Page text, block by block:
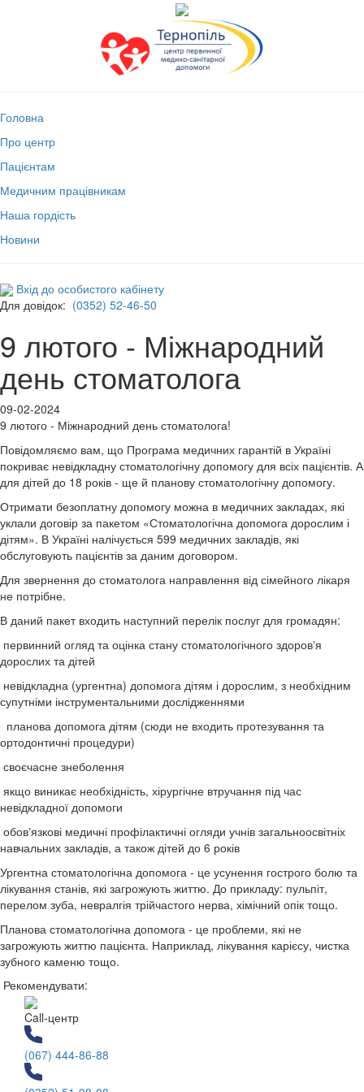
Головна
Про центр
Пацієнтам
Медичним працівникам
Наша гордість
Новини
Вхід до особистого кабінету
Для довідок: (0352) 52-46-50
9 лютого - Міжнародний
день стоматолога
09-02-2024
9 лютого - Міжнародний день стоматолога!
Повідомляємо вам, що Програма медичних гарантій в Україні
покриває невідкладну стоматологічну допомогу для всіх пацієнтів. А
для дітей до 18 років - ще й планову стоматологічну допомогу.
Отримати безоплатну допомогу можна в медичних закладах, які
уклали договір за пакетом «Стоматологічна допомога дорослим і
дітям». В Україні налічується 599 медичних закладів, які
обслуговують пацієнтів за даним договором.
Для звернення до стоматолога направлення від сімейного лікаря
не потрібне.
В даний пакет входить наступний перелік послуг для громадян:
первинний огляд та оцінка стану стоматологічного здоровʼя
дорослих та дітей
невідкладна (ургентна) допомога дітям і дорослим, з необхідним
супутніми інструментальними дослідженнями
планова допомога дітям (сюди не входить протезування та
ортодонтичні процедури)
своєчасне знеболення
якщо виникає необхідність, хірургічне втручання під час
невідкладної допомоги
обовʼязкові медичні профілактичні огляди учнів загальноосвітніх
навчальних закладів, а також дітей до 6 років
Ургентна стоматологічна допомога - це усунення гострого болю та
лікування станів, які загрожують життю. До прикладу: пульпіт,
перелом зуба, невралгія трійчастого нерва, хімічний опік тощо.
Планова стоматологічна допомога - це проблеми, які не
загрожують життю пацієнта. Наприклад, лікування карієсу, чистка
зубного каменю тощо.
Рекомендувати:
Call-центр
(067) 444-86-88